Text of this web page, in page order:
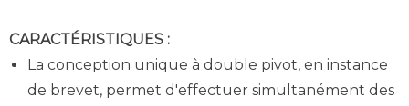
CARACTÉRISTIQUES :
La conception unique à double pivot, en instance
de brevet, permet d'effectuer simultanément des